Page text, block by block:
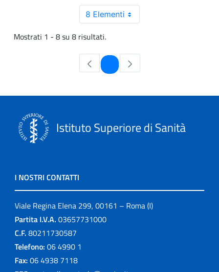
8 Elementi
Mostrati 1 - 8 su 8 risultati.
Pagina
Istituto Superiore di Sanità
I NOSTRI CONTATTI
Viale Regina Elena 299, 00161 – Roma (I)
Partita I.V.A. 03657731000
C.F. 80211730587
Telefono: 06 4990 1
Fax: 06 4938 7118